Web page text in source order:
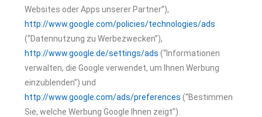
Websites oder Apps unserer Partner”),
http://www.google.com/policies/technologies/ads
(“Datennutzung zu Werbezwecken”),
http://www.google.de/settings/ads (“Informationen
verwalten, die Google verwendet, um Ihnen Werbung
einzublenden”) und
http://www.google.com/ads/preferences (“Bestimmen
Sie, welche Werbung Google Ihnen zeigt”).